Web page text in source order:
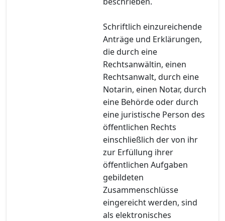
Schriftlich einzureichende
Anträge und Erklärungen,
die durch eine
Rechtsanwältin, einen
Rechtsanwalt, durch eine
Notarin, einen Notar, durch
eine Behörde oder durch
eine juristische Person des
öffentlichen Rechts
einschließlich der von ihr
zur Erfüllung ihrer
öffentlichen Aufgaben
gebildeten
Zusammenschlüsse
eingereicht werden, sind
als elektronisches